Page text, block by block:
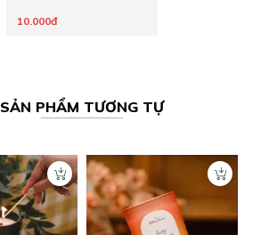
10.000đ
SẢN PHẨM TƯƠNG TỰ